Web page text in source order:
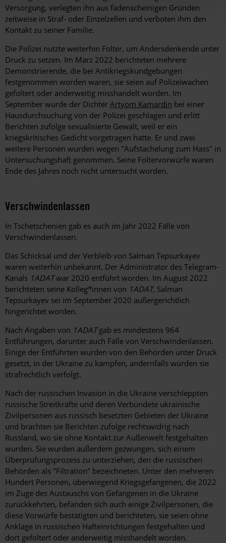
Versorgung, verlegten ihn aus fadenscheinigen Gründen
zeitweise in Straf- oder Einzelzellen und verboten ihm den
Kontakt zu seiner Familie.
Die Polizei nutzte weiterhin Folter, um Andersdenkende unter
Druck zu setzen. Im März 2022 berichteten mehrere
Demonstrierende, die bei Antikriegskundgebungen
festgenommen worden waren, sie seien auf Polizeiwachen
gefoltert oder anderweitig misshandelt worden. Im
September wurde der Dichter Artyom Kamardin bei einer
Hausdurchsuchung von der Polizei geschlagen und erlitt
Berichten zufolge sexualisierte Gewalt, weil er ein
kriegskritisches Gedicht vorgetragen hatte. Er und zwei
weitere Personen wurden wegen "Aufstachelung zum Hass" in
Untersuchungshaft genommen. Seine Foltervorwürfe waren
Ende des Jahres noch nicht untersucht worden.
Verschwindenlassen
In Tschetschenien gab es auch im Jahr 2022 Fälle von
Verschwindenlassen.
Das Schicksal und der Verbleib von Salman Tepsurkayev
waren weiterhin unbekannt. Der Administrator des Telegram-
Kanals 1ADATwar 2020 entführt worden. Im August 2022
berichteten seine Kolleg*innen von 1ADAT, Salman
Tepsurkayev sei im September 2020 außergerichtlich
hingerichtet worden.
Nach Angaben von 1ADATgab es mindestens 964
Entführungen, darunter auch Fälle von Verschwindenlassen.
Einige der Entführten wurden von den Behörden unter Druck
gesetzt, in der Ukraine zu kämpfen, andernfalls würden sie
strafrechtlich verfolgt.
Nach der russischen Invasion in die Ukraine verschleppten
russische Streitkräfte und deren Verbündete ukrainische
Zivilpersonen aus russisch besetzten Gebieten der Ukraine
und brachten sie Berichten zufolge rechtswidrig nach
Russland, wo sie ohne Kontakt zur Außenwelt festgehalten
wurden. Sie wurden außerdem gezwungen, sich einem
Überprüfungsprozess zu unterziehen, den die russischen
Behörden als "Filtration" bezeichneten. Unter den mehreren
Hundert Personen, überwiegend Kriegsgefangenen, die 2022
im Zuge des Austauschs von Gefangenen in die Ukraine
zurückkehrten, befanden sich auch einige Zivilpersonen, die
diese Vorwürfe bestätigten und berichteten, sie seien ohne
Anklage in russischen Hafteinrichtungen festgehalten und
dort gefoltert oder anderweitig misshandelt worden.